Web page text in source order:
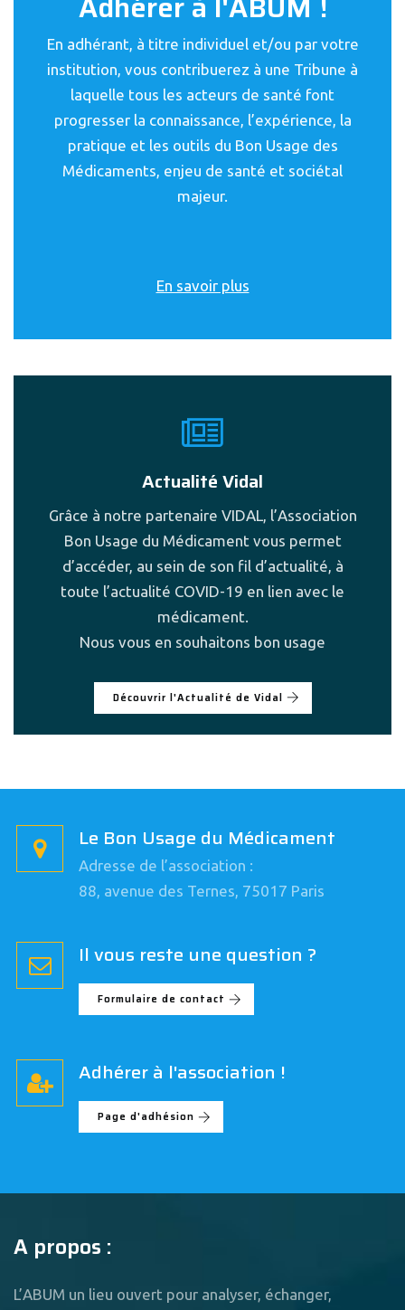
En adhérant, à titre individuel et/ou par votre
institution, vous contribuerez à une Tribune à
laquelle tous les acteurs de santé font
progresser la connaissance, l’expérience, la
pratique et les outils du Bon Usage des
Médicaments, enjeu de santé et sociétal
majeur.
En savoir plus
Actualité Vidal
Grâce à notre partenaire VIDAL, l’Association
Bon Usage du Médicament vous permet
d’accéder, au sein de son fil d’actualité, à
toute l’actualité COVID-19 en lien avec le
médicament.
Nous vous en souhaitons bon usage
Découvrir l'Actualité de Vidal
Le Bon Usage du Médicament
Adresse de l’association :
88, avenue des Ternes, 75017 Paris
Il vous reste une question ?
Formulaire de contact
Adhérer à l'association !
Page d'adhésion
A propos :
L’ABUM un lieu ouvert pour analyser, échanger,